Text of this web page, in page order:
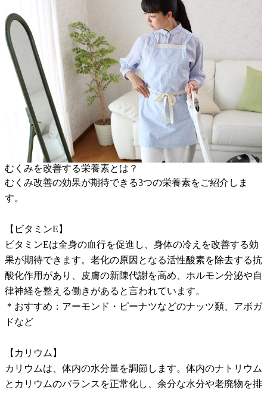
むくみを改善する栄養素とは？
むくみ改善の効果が期待できる3つの栄養素をご紹介しま
す。
【ビタミンE】
ビタミンEは全身の血行を促進し、身体の冷えを改善する効
果が期待できます。老化の原因となる活性酸素を除去する抗
酸化作用があり、皮膚の新陳代謝を高め、ホルモン分泌や自
律神経を整える働きがあると言われています。
＊おすすめ：アーモンド・ピーナツなどのナッツ類、アボガ
ドなど
【カリウム】
カリウムは、体内の水分量を調節します。体内のナトリウム
とカリウムのバランスを正常化し、余分な水分や老廃物を排